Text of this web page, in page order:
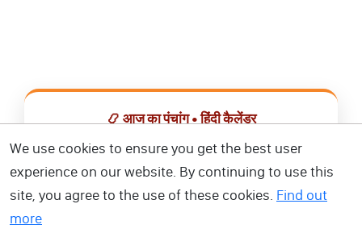
📿 आज का पंचांग • हिंदी कैलेंडर
सभी व्रत, त्योहार, शुभ मुहूर्त और राशिफल एक ही ऐप में देखें।
📅 हिंदी कैलेंडर ऐप डाउनलोड करें
We use cookies to ensure you get the best user
experience on our website. By continuing to use this
site, you agree to the use of these cookies. Find out
more